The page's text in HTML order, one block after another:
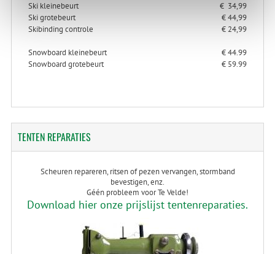
Ski kleinebeurt
€ 34,99
Ski grotebeurt
€ 44,99
Skibinding controle
€ 24,99
Snowboard kleinebeurt
€ 44.99
Snowboard grotebeurt
€ 59.99
TENTENREPARATIES
Scheuren repareren, ritsen of pezen vervangen, stormband
bevestigen, enz.
Géén probleem voor Te Velde!
Download hier onze prijslijst tentenreparaties.